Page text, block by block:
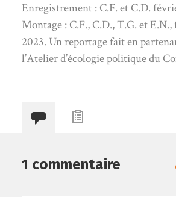
Enregistrement : C.F. et C.D.
Montage : C.F., C.D., T.G. et
2023. Un reportage fait en
l’Atelier d’écologie politique du
1 commentaire